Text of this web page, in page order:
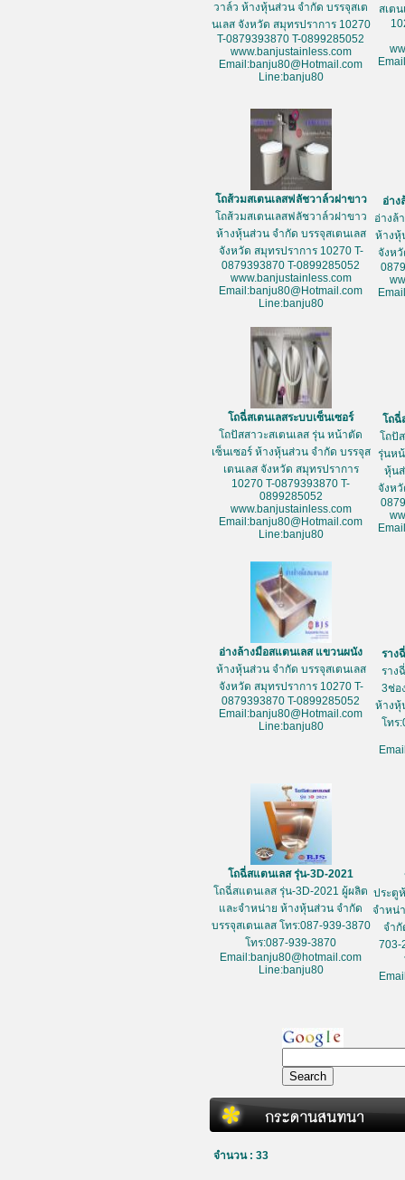
วาล์ว ห้างหุ้นส่วน จำกัด บรรจุสเต
นเลส จังหวัด สมุทรปราการ 10270
T-0879393870 T-0899285052
www.banjustainless.com
Email:banju80@Hotmail.com
Line:banju80
สเต
โถส้วมสเตนเลสฟลัชวาล์วฝาขาว
โถส้วมสเตนเลสฟลัชวาล์วฝาขาว
ห้างหุ้นส่วน จำกัด บรรจุสเตนเลส
จังหวัด สมุทรปราการ 10270 T-
0879393870 T-0899285052
www.banjustainless.com
Email:banju80@Hotmail.com
Line:banju80
อ่าง
อ่างล้
ห้างหุ้
จังห
โถฉี่สเตนเลสระบบเซ็นเซอร์
โถปัสสาวะสเตนเลส รุ่น หน้าตัด
เซ็นเซอร์ ห้างหุ้นส่วน จำกัด บรรจุส
เตนเลส จังหวัด สมุทรปราการ
10270 T-0879393870 T-
0899285052
www.banjustainless.com
Email:banju80@Hotmail.com
Line:banju80
โถฉี่
โถปั
รุ่นห
หุ้น
จังห
อ่างล้างมือสแตนเลส แขวนผนัง
ห้างหุ้นส่วน จำกัด บรรจุสเตนเลส
จังหวัด สมุทรปราการ 10270 T-
0879393870 T-0899285052
Email:banju80@Hotmail.com
Line:banju80
ราง
ราง
3ช่อ
ห้างหุ้
โทร
โถฉี่สแตนเลส รุ่น-3D-2021
โถฉี่สแตนเลส รุ่น-3D-2021 ผู้ผลิต
และจำหน่าย ห้างหุ้นส่วน จำกัด
บรรจุสเตนเลส โทร:087-939-3870
โทร:087-939-3870
Email:banju80@hotmail.com
Line:banju80
ประตู
จำหน่
จำกั
703-
จำนวน : 33